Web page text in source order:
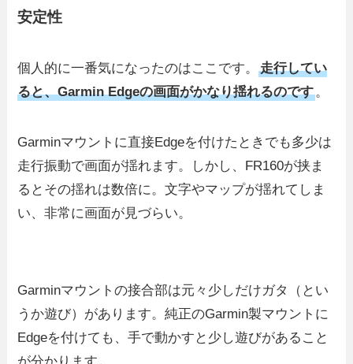
安定性
個人的に一番気になったのはここです。走行してい
ると、Garmin Edgeの画面がかなり揺れるのです。
Garminマウントに直接Edgeを付けたときでも多少は
走行振動で画面が揺れます。しかし、FR160が挟ま
るとその揺れは数倍に。文字やマップが揺れてしま
い、非常に画面が見づらい。
Garminマウントの接合部は元々少しだけガタ（とい
うか遊び）があります。純正のGarmin製マウントに
Edgeを付けても、手で動かすと少し遊びがあること